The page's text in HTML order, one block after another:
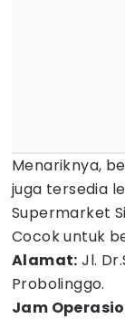
Menariknya,
juga tersedia
Supermarket
Cocok untuk
Alamat: Jl.
Probolinggo.
Jam